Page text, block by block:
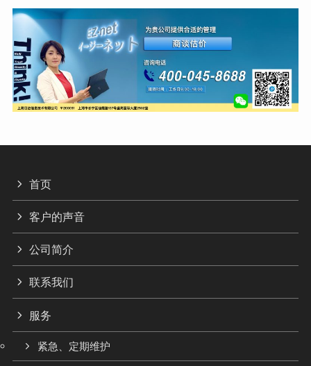
首页
客户的声音
公司简介
联系我们
服务
紧急、定期维护